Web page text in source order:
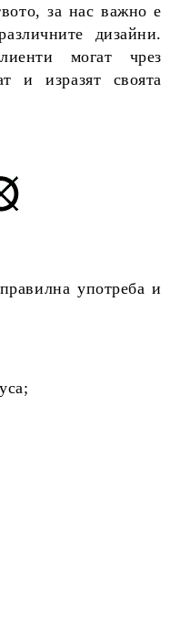
за нас важно е
дизайни.
могат чрез
и изразят своята
употреба и